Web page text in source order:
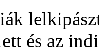
és az